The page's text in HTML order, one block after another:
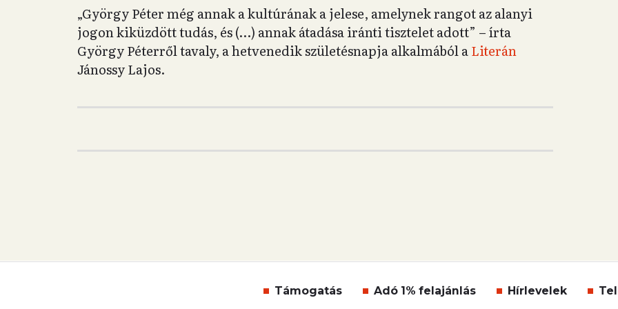
„György Péter még annak a kultúrának a jelese, amelynek rangot az alanyi
jogon kiküzdött tudás, és (…) annak átadása iránti tisztelet adott” – írta
György Péterről tavaly, a hetvenedik születésnapja alkalmából aLiterán
Jánossy Lajos.
Támogatás Adó 1% felajánlás Hírlevelek